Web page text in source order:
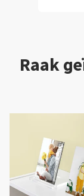
Raak